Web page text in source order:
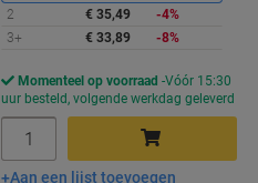
2
€ 35,49
-4%
3+
€ 33,89 -8%
Momenteel op voorraad Vóór 15:30
uur besteld, volgende werkdag geleverd
Aan een lijst toevoegen